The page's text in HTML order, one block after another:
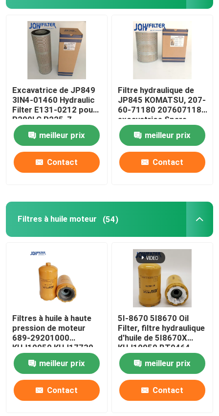
Excavatrice de JP849
3IN4-01460 Hydraulic
Filter E131-0212 pour
R200LC R225-7
R280LC
meilleur prix
Contact
Filtre hydraulique de
JP845 KOMATSU, 207-
60-71180 2076071181
excavatrice Spare
Parts
meilleur prix
Contact
Filtres à huile moteur (54)
Filtres à huile à haute
pression de moteur
689-29201000
KHJ10950 KHJ17730
pour Sumitomo
meilleur prix
Contact
5I-8670 5I8670 Oil
Filter, filtre hydraulique
d'huile de 5I8670X
KHJ10950 BT9464
HF35519
meilleur prix
Contact